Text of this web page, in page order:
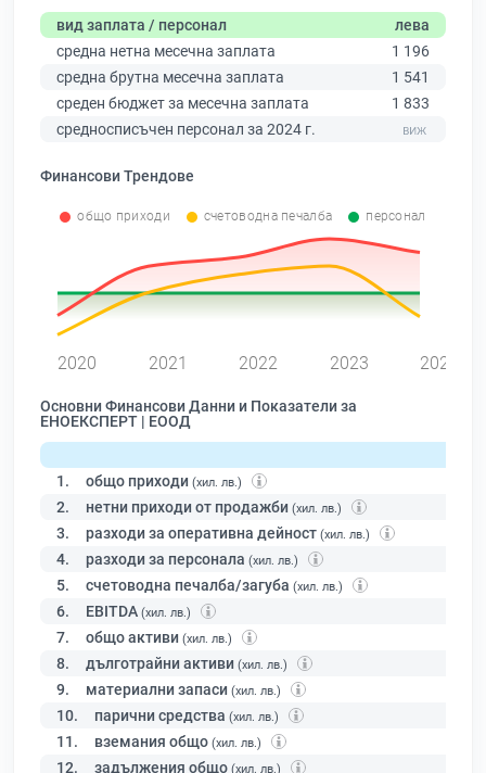
вид заплата / персонал
лева
средна нетна месечна заплата
1 196
средна брутна месечна заплата
1 541
среден бюджет за месечна заплата
1 833
средносписъчен персонал за 2024 г.
Финансови Трендове
общо приходи счетоводна печалба персонал
2020 2021 2022 2023 2024
Основни Финансови Данни и Показатели за
ЕНОЕКСПЕРТ | ЕООД
1. общо приходи (хил. лв.)
2. нетни приходи от продажби (хил. лв.)
3. разходи за оперативна дейност (хил. лв.)
4. разходи за персонала (хил. лв.)
5. счетоводна печалба/загуба (хил. лв.)
6. EBITDA (хил. лв.)
7. общо активи (хил. лв.)
8. дълготрайни активи (хил. лв.)
9. материални запаси (хил. лв.)
10. парични средства (хил. лв.)
11. вземания общо (хил. лв.)
12. задължения общо (хил. лв.)